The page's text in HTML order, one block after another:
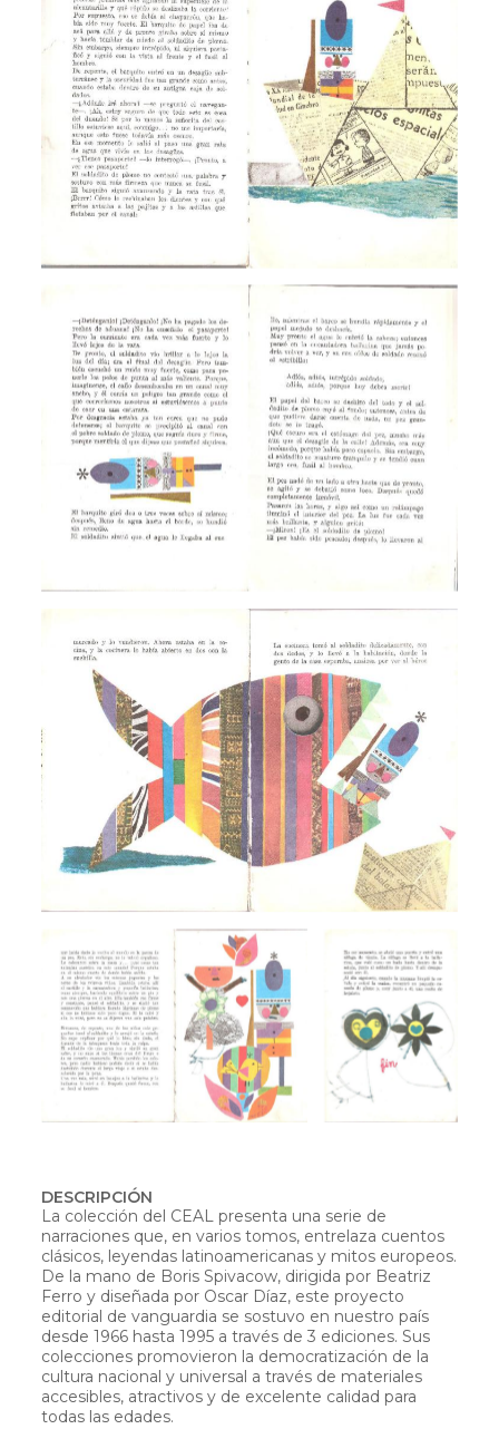
DESCRIPCIÓN
La colección del CEAL presenta una serie de
narraciones que, en varios tomos, entrelaza cuentos
clásicos, leyendas latinoamericanas y mitos europeos.
De la mano de Boris Spivacow, dirigida por Beatriz
Ferro y diseñada por Oscar Díaz, este proyecto
editorial de vanguardia se sostuvo en nuestro país
desde 1966 hasta 1995 a través de 3 ediciones. Sus
colecciones promovieron la democratización de la
cultura nacional y universal a través de materiales
accesibles, atractivos y de excelente calidad para
todas las edades.